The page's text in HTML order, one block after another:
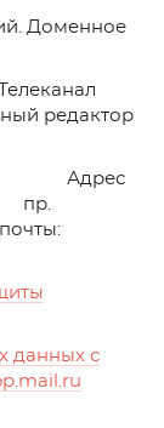
Доменное
редактор
Адрес
пр.
данных с